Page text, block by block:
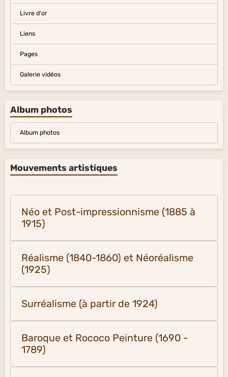
Livre d'or
Liens
Pages
Galerie vidéos
Album photos
Album photos
Mouvements artistiques
Néo et Post-impressionnisme (1885 à
1915)
Réalisme (1840-1860) et Néoréalisme
(1925)
Surréalisme (à partir de 1924)
Baroque et Rococo Peinture (1690 -
1789)